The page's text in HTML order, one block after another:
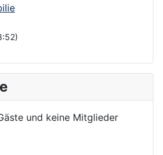
und keine Mitglieder